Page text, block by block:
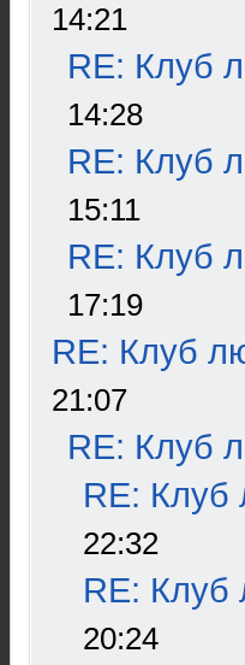
14:21
RE: Клуб
14:28
RE: Клуб
15:11
RE: Клуб
17:19
RE: Клуб
21:07
RE: Клуб
RE: Клуб
22:32
RE: Клуб
20:24